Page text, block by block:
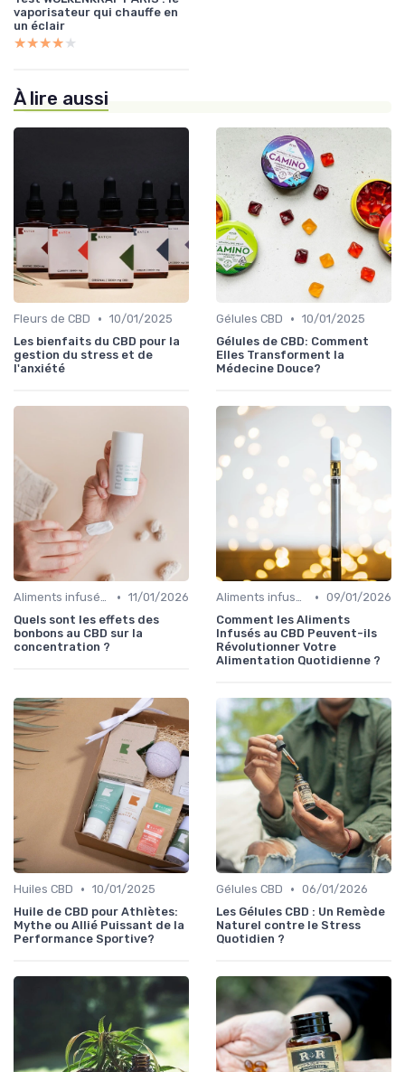
vaporisateur qui chauffe en
un éclair
★★★★★
★★★★★
À lire aussi
Fleurs de CBD • 10/01/2025
Les bienfaits du CBD pour la
gestion du stress et de
l'anxiété
Gélules CBD • 10/01/2025
Gélules de CBD: Comment
Elles Transforment la
Médecine Douce?
Aliments infusés au CBD • 11/01/2026
Quels sont les effets des
bonbons au CBD sur la
concentration ?
Aliments infusés au CBD • 09/01/2026
Comment les Aliments
Infusés au CBD Peuvent-ils
Révolutionner Votre
Alimentation Quotidienne ?
Huiles CBD • 10/01/2025
Huile de CBD pour Athlètes:
Mythe ou Allié Puissant de la
Performance Sportive?
Gélules CBD • 06/01/2026
Les Gélules CBD : Un Remède
Naturel contre le Stress
Quotidien ?